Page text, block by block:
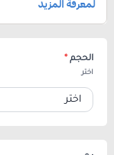
الحجم *
اختر